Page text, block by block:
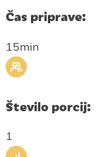
Čas priprave:
15min
Število porcij:
1